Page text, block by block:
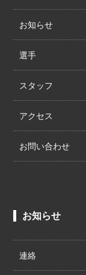
お知らせ
選手
スタッフ
アクセス
お問い合わせ
お知らせ
連絡